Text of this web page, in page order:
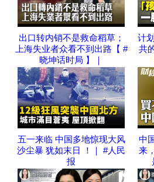
出口转内销不是救命稻草；
上海失业者众看不到出路【 #
晓坤话时局 】｜
计
共
五一来临 中国多地惊现大风
沙尘暴 犹如末日 ！｜ #人民
报
中
来